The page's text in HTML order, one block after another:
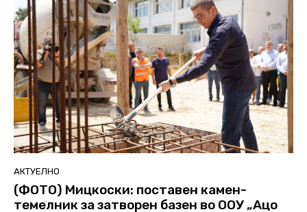
АКТУЕЛНО
(ФОТО) Мицкоски: поставен камен-
темелник за затворен базен во ООУ „Ацо